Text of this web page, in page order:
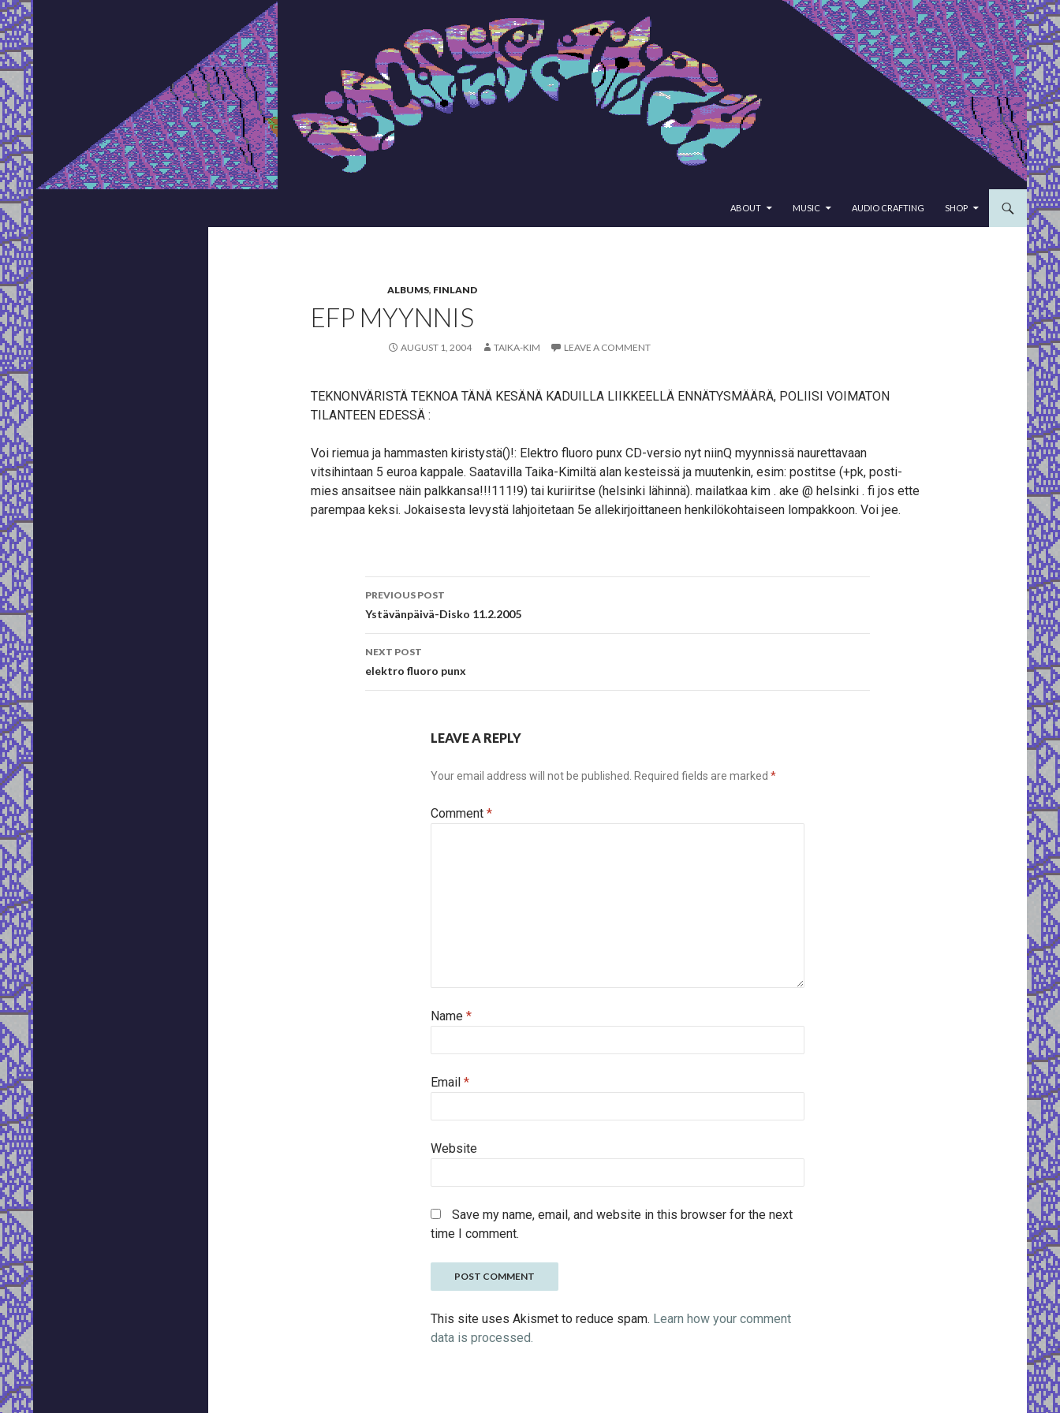
ABOUT
MUSIC AUDIO CRAFTING SHOP
ALBUMS, FINLAND
EFP MYYNNIS
AUGUST 1, 2004 TAIKA-KIM LEAVE A COMMENT
TEKNONVÄRISTÄ TEKNOA TÄNÄ KESÄNÄ KADUILLA LIIKKEELLÄ ENNÄTYSMÄÄRÄ, POLIISI VOIMATON
TILANTEEN EDESSÄ :
Voi riemua ja hammasten kiristystä()!: Elektro fluoro punx CD-versio nyt niinQ myynnissä naurettavaan
vitsihintaan 5 euroa kappale. Saatavilla Taika-Kimiltä alan kesteissä ja muutenkin, esim: postitse (+pk, posti-
mies ansaitsee näin palkkansa!!!111!9) tai kuriiritse (helsinki lähinnä). mailatkaa kim . ake @ helsinki . fi jos ette
parempaa keksi. Jokaisesta levystä lahjoitetaan 5e allekirjoittaneen henkilökohtaiseen lompakkoon. Voi jee.
Post
navigation
PREVIOUS POST
Ystävänpäivä-Disko 11.2.2005
NEXT POST
elektro fluoro punx
LEAVE A REPLY
Your email address will not be published. Required fields are marked *
Comment *
Name *
Email *
Website
Save my name, email, and website in this browser for the next
time I comment.
This site uses Akismet to reduce spam. Learn how your comment
data is processed.